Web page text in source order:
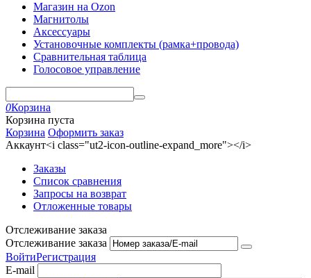
Магазин на Ozon
Магнитолы
Аксессуары
Установочные комплекты (рамка+провода)
Сравнительная таблица
Голосовое управление
0Корзина
Корзина пуста
Корзина Оформить заказ
Аккаунт<i class="ut2-icon-outline-expand_more"></i>
Заказы
Список сравнения
Запросы на возврат
Отложенные товары
Отслеживание заказа
Отслеживание заказа
ВойтиРегистрация
E-mail